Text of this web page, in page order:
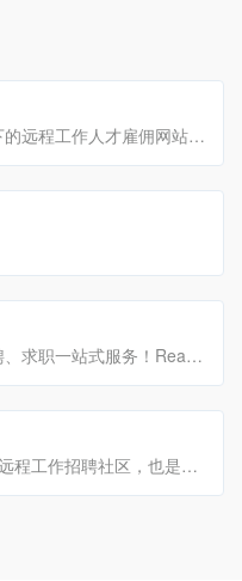
云队友是东绩网络科技旗下的远程工作人才雇佣网站，专注于帮助有远程工作，兼职工作人才雇佣需求的企业寻找远程工作人[…]
企业用工，何需招聘！招聘、求职一站式服务！React/Vue前端开发、Java/Go/Php后端开发、短视频创[…]
电鸭社区是具有8年历史的远程工作招聘社区，也是远程办公互联网工作者们的聚集地。在社区，我们进行有价值的话题讨论[…]